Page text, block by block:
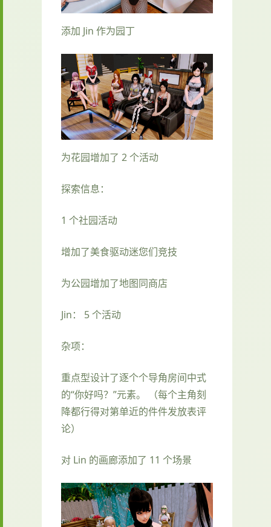
添加 Jin 作为园丁
为花园增加了 2 个活动
探索信息：
1 个社园活动
增加了美食驱动迷您们竞技
为公园增加了地图同商店
Jin： 5 个活动
杂项：
重点型设计了逐个个导角房间中式
的“你好吗？”元素。 （每个主角刻
降都行得对第单近的件件发放表评
论）
对 Lin 的画廊添加了 11 个场景